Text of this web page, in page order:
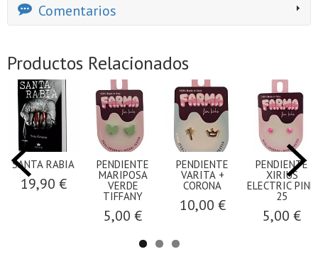
Comentarios
Productos Relacionados
SANTA RABIA
19,90 €
PENDIENTE
MARIPOSA
VERDE
TIFFANY
5,00 €
PENDIENTE
VARITA +
CORONA
10,00 €
PENDIENTE
XIRIUS
ELECTRIC PINK
25
5,00 €